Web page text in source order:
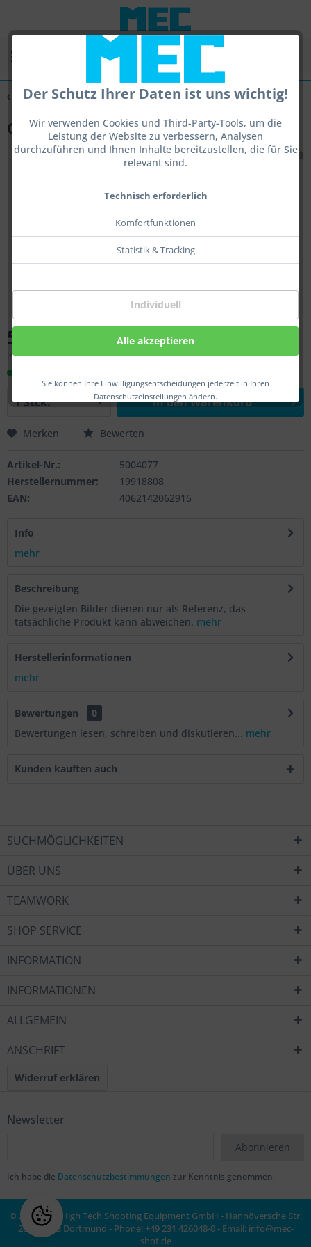
Der Schutz Ihrer Daten ist uns wichtig!
Wir verwenden Cookies und Third-Party-Tools, um die
Leistung der Website zu verbessern, Analysen
durchzuführen und Ihnen Inhalte bereitzustellen, die für Sie
relevant sind.
Technisch erforderlich
Komfortfunktionen
Statistik & Tracking
Individuell
Alle akzeptieren
Sie können Ihre Einwilligungsentscheidungen jederzeit in Ihren
Datenschutzeinstellungen ändern.
Übersicht Gegenlichttools
Centra, Lenshood
54,00 € *
inkl. MwSt.zzgl. Versandkosten
In denWarenkorb
Merken Bewerten
Artikel-Nr.:
5004077
Herstellernummer:
19918808
EAN:
4062142062915
Info
mehr
Beschreibung
Die gezeigten Bilder dienen nur als Referenz, das
tatsächliche Produkt kann abweichen. mehr
Herstellerinformationen
mehr
Bewertungen
0
Bewertungen lesen, schreiben und diskutieren... mehr
Kunden kauften auch
SUCHMÖGLICHKEITEN
ÜBER UNS
TEAMWORK
SHOP SERVICE
INFORMATION
INFORMATIONEN
ALLGEMEIN
ANSCHRIFT
Widerruf erklären
Newsletter
Abonnieren
Ich habe die Datenschutzbestimmungen zur Kenntnis genommen.
© 2020 MEC High Tech Shooting Equipment GmbH - Hannöversche Str.
20a, 44143 Dortmund - Phone: +49 231 426048-0 - Email: info@mec-
shot.de